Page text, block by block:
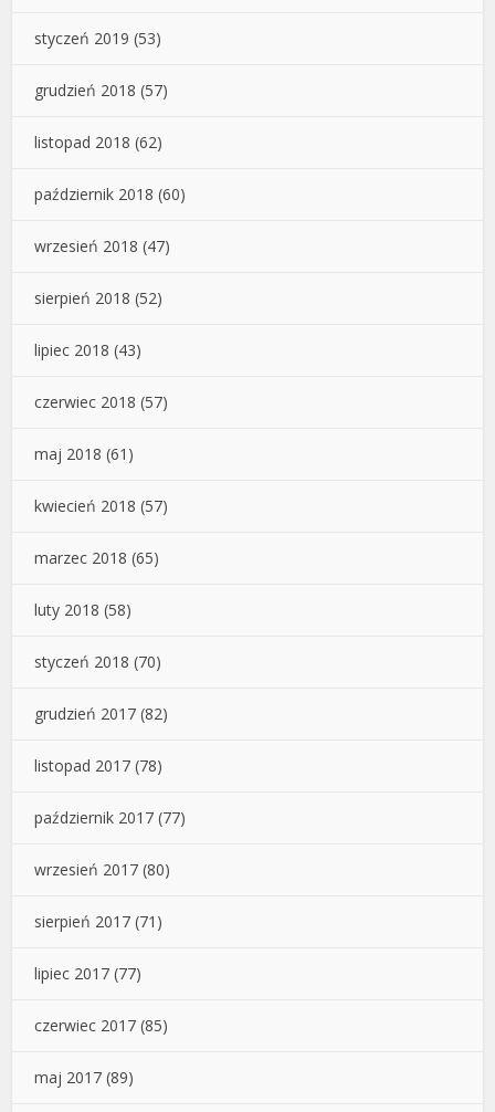
styczeń 2019 (53)
grudzień 2018 (57)
listopad 2018 (62)
październik 2018 (60)
wrzesień 2018 (47)
sierpień 2018 (52)
lipiec 2018 (43)
czerwiec 2018 (57)
maj 2018 (61)
kwiecień 2018 (57)
marzec 2018 (65)
luty 2018 (58)
styczeń 2018 (70)
grudzień 2017 (82)
listopad 2017 (78)
październik 2017 (77)
wrzesień 2017 (80)
sierpień 2017 (71)
lipiec 2017 (77)
czerwiec 2017 (85)
maj 2017 (89)